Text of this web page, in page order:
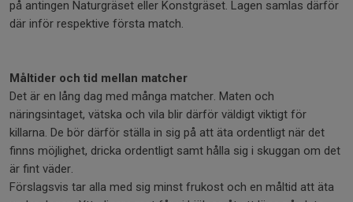
på antingen Naturgräset eller Konstgräset. Lagen samlas därför
där inför respektive första match.
Måltider och tid mellan matcher
Det är en lång dag med många matcher. Maten och
näringsintaget, vätska och vila blir därför väldigt viktigt för
killarna. De bör därför ställa in sig på att äta ordentligt när det
finns möjlighet, dricka ordentligt samt hålla sig i skuggan om det
är fint väder.
Förslagsvis tar alla med sig minst frukost och en måltid att äta